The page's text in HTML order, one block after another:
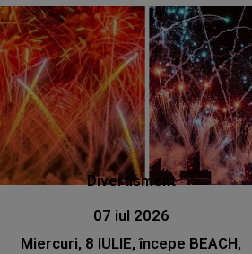
Divertisment
07 iul 2026
Miercuri, 8 IULIE, începe BEACH,